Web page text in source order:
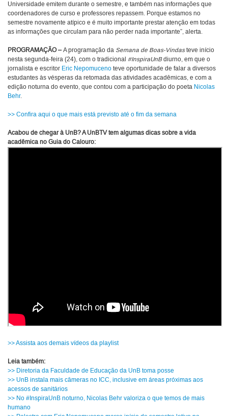
Universidade emitem durante o semestre, e também nas informações que
coordenadores de curso e professores repassem. Porque estamos no
semestre novamente atípico e é muito importante prestar atenção em todas
as informações que circulam para não perder nada importante”, alerta.
PROGRAMAÇÃO –A programação da Semana de Boas-Vindasteve início
nesta segunda-feira (24), com o tradicional #InspiraUnBdiurno, em que o
jornalista e escritor Eric Nepomuceno teve oportunidade de falar a diversos
estudantes às vésperas da retomada das atividades acadêmicas, e com a
edição noturna do evento, que contou com a participação do poeta Nicolas
Behr.
>> Confira aqui o que mais está previsto até o fim da semana
Acabou de chegar à UnB? A UnBTV tem algumas dicas sobre a vida
acadêmica no Guia do Calouro:
>> Assista aos demais vídeos da playlist
Leia também:
>> Diretoria da Faculdade de Educação da UnB toma posse
>> UnB instala mais câmeras no ICC, inclusive em áreas próximas aos
acessos de sanitários
>> No #InspiraUnB noturno, Nicolas Behr valoriza o que temos de mais
humano